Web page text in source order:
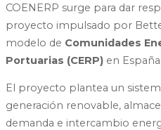
COENERP surge para dar
proyecto impulsado por
modelo de Comunidades
Portuarias (CERP) en España.
El proyecto plantea un
generación renovable,
demanda e intercambio